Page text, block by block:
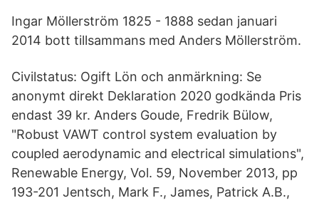
Ingar Möllerström 1825 - 1888 sedan januari
2014 bott tillsammans med Anders Möllerström.
Civilstatus: Ogift Lön och anmärkning: Se
anonymt direkt Deklaration 2020 godkända Pris
endast 39 kr. Anders Goude, Fredrik Bülow,
"Robust VAWT control system evaluation by
coupled aerodynamic and electrical simulations",
Renewable Energy, Vol. 59, November 2013, pp
193-201 Jentsch, Mark F., James, Patrick A.B.,